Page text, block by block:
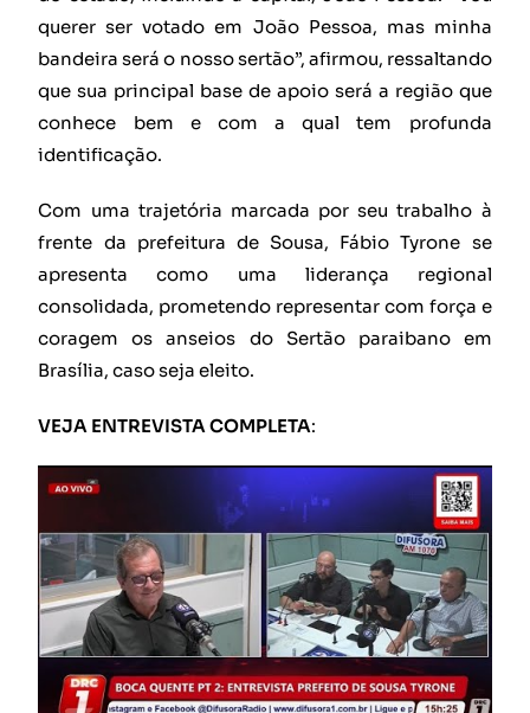
querer ser votado em João Pessoa, mas minha
bandeira será o nosso sertão”, afirmou, ressaltando
que sua principal base de apoio será a região que
conhece bem e com a qual tem profunda
identificação.
Com uma trajetória marcada por seu trabalho à
frente da prefeitura de Sousa, Fábio Tyrone se
apresenta como uma liderança regional
consolidada, prometendo representar com força e
coragem os anseios do Sertão paraibano em
Brasília, caso seja eleito.
VEJA ENTREVISTA COMPLETA: